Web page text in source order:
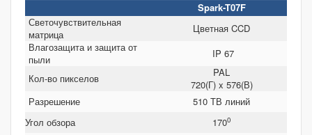
Spark-T07F
Светочувствительная
матрица
Цветная CCD
Влагозащита и защита от
пыли
IP 67
Кол-во пикселов
PAL
720(Г) x 576(В)
Разрешение
510 ТВ линий
Угол обзора
1700